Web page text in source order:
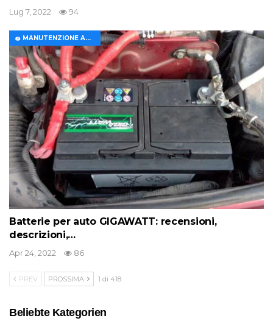
Lug 7, 2022 94
🧽 MANUTENZIONE AUTO
Batterie per auto GIGAWATT: recensioni,
descrizioni,…
Apr 24, 2022 86
PREV PROSSIMA 1 di 418
Beliebte Kategorien